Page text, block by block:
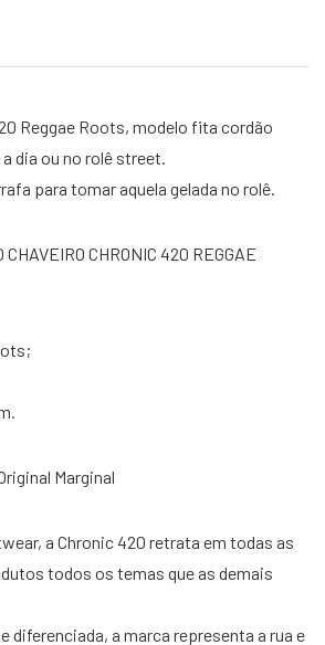
Reggae Roots, modelo fita cordão
dia ou no rolê street.
para tomar aquela gelada no rolê.
CHAVEIRO CHRONIC 420 REGGAE
Marginal
a Chronic 420 retrata em todas as
todos os temas que as demais
diferenciada, a marca representa a rua e